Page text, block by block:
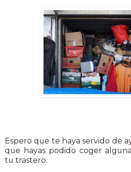
Espero que te haya servido de
que hayas podido coger
tu trastero.